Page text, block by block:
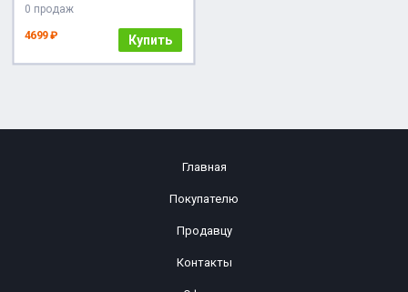
0 продаж
4699 ₽ Купить
Главная
Покупателю
Продавцу
Контакты